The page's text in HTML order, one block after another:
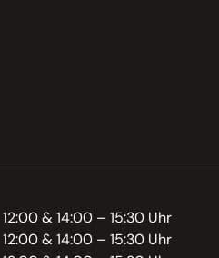
& 14:00 – 15:30 Uhr
& 14:00 – 15:30 Uhr